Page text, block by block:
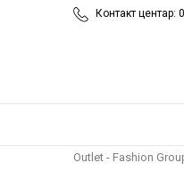
Контакт
Outlet - Fashion